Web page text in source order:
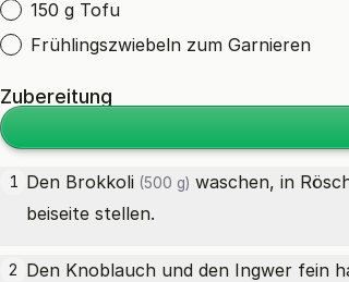
150 g Tofu
Frühlingszwiebeln zum Garnieren
Zubereitung
1 Den Brokkoli (500 g) waschen, in
beiseite stellen.
2 Den Knoblauch und den Ingwer fein